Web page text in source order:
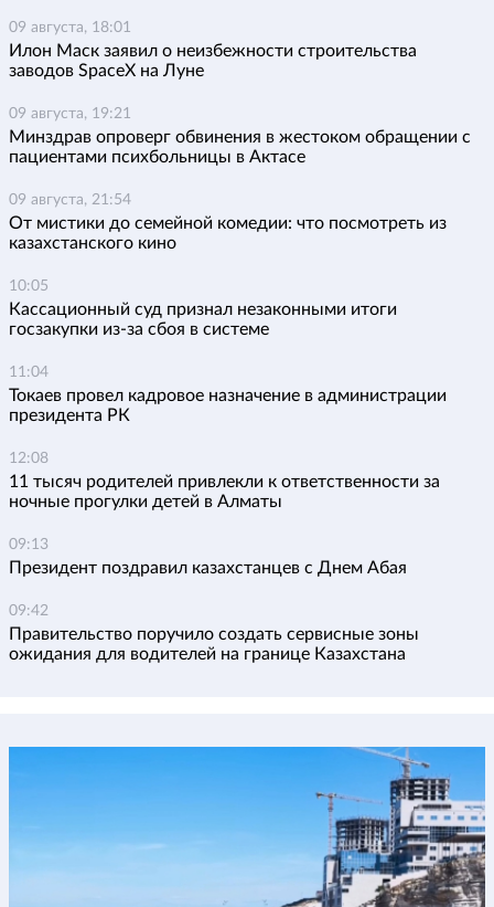
09 августа, 18:01
Илон Маск заявил о неизбежности строительства
заводов SpaceX на Луне
09 августа, 19:21
Минздрав опроверг обвинения в жестоком обращении с
пациентами психбольницы в Актасе
09 августа, 21:54
От мистики до семейной комедии: что посмотреть из
казахстанского кино
10:05
Кассационный суд признал незаконными итоги
госзакупки из-за сбоя в системе
11:04
Токаев провел кадровое назначение в администрации
президента РК
12:08
11 тысяч родителей привлекли к ответственности за
ночные прогулки детей в Алматы
09:13
Президент поздравил казахстанцев с Днем Абая
09:42
Правительство поручило создать сервисные зоны
ожидания для водителей на границе Казахстана